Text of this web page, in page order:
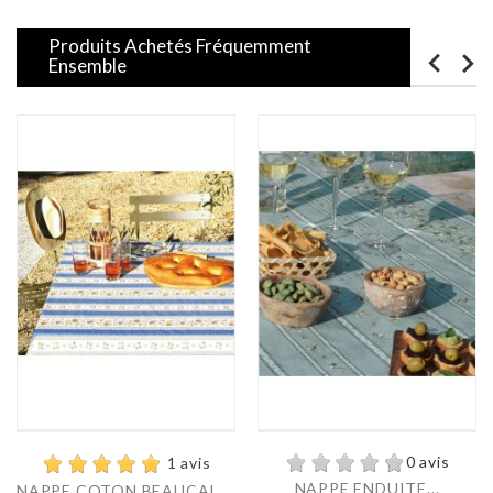
Produits Achetés Fréquemment
Ensemble
1 avis
0 avis
NAPPE ENDUITE...